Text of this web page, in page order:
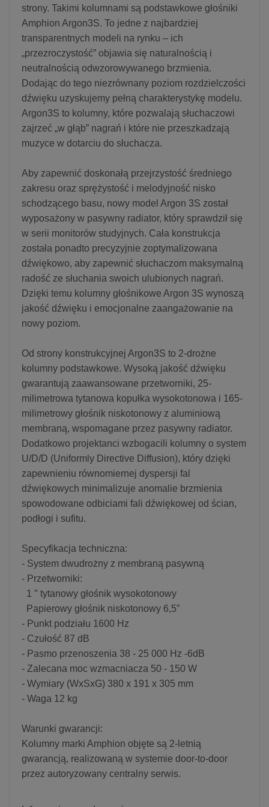
strony. Takimi kolumnami są podstawkowe głośniki
Amphion Argon3S. To jedne z najbardziej
transparentnych modeli na rynku – ich
„przezroczystość” objawia się naturalnością i
neutralnością odwzorowywanego brzmienia.
Dodając do tego niezrównany poziom rozdzielczości
dźwięku uzyskujemy pełną charakterystykę modelu.
Argon3S to kolumny, które pozwalają słuchaczowi
zajrzeć „w głąb” nagrań i które nie przeszkadzają
muzyce w dotarciu do słuchacza.
Aby zapewnić doskonałą przejrzystość średniego
zakresu oraz sprężystość i melodyjność nisko
schodzącego basu, nowy model Argon 3S został
wyposażony w pasywny radiator, który sprawdził się
w serii monitorów studyjnych. Cała konstrukcja
została ponadto precyzyjnie zoptymalizowana
dźwiękowo, aby zapewnić słuchaczom maksymalną
radość ze słuchania swoich ulubionych nagrań.
Dzięki temu kolumny głośnikowe Argon 3S wynoszą
jakość dźwięku i emocjonalne zaangażowanie na
nowy poziom.
Od strony konstrukcyjnej Argon3S to 2-drożne
kolumny podstawkowe. Wysoką jakość dźwięku
gwarantują zaawansowane przetworniki, 25-
milimetrowa tytanowa kopułka wysokotonowa i 165-
milimetrowy głośnik niskotonowy z aluminiową
membraną, wspomagane przez pasywny radiator.
Dodatkowo projektanci wzbogacili kolumny o system
U/D/D (Uniformly Directive Diffusion), który dzięki
zapewnieniu równomiernej dyspersji fal
dźwiękowych minimalizuje anomalie brzmienia
spowodowane odbiciami fali dźwiękowej od ścian,
podłogi i sufitu.
Specyfikacja techniczna:
- System dwudrożny z membraną pasywną
- Przetworniki:
1 ″ tytanowy głośnik wysokotonowy
Papierowy głośnik niskotonowy 6,5”
- Punkt podziału 1600 Hz
- Czułość 87 dB
- Pasmo przenoszenia 38 - 25 000 Hz -6dB
- Zalecana moc wzmacniacza 50 - 150 W
- Wymiary (WxSxG) 380 x 191 x 305 mm
- Waga 12 kg
Warunki gwarancji:
Kolumny marki Amphion objęte są 2-letnią
gwarancją, realizowaną w systemie door-to-door
przez autoryzowany centralny serwis.